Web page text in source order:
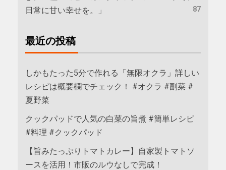
日常に甘い幸せを。」
87
最近の投稿
しかもたった5分で作れる「無限オクラ」詳しい
レシピは概要欄でチェック！ #オクラ #副菜 #
夏野菜
クックパッドで人気の白菜の旨煮 #簡単レシピ
#料理 #クックパッド
【旨みたっぷりトマトカレー】自家製トマトソ
ースを活用！市販のルウなしで完成！